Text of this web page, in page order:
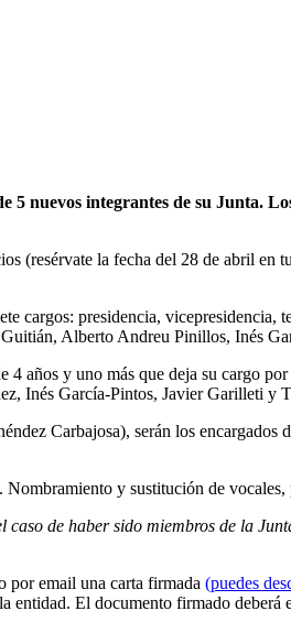
nuevos integrantes de su Junta.
(resérvate la fecha del 28 de abril
cargos: presidencia, vicepresidencia,
Alberto Andreu Pinillos, Inés
años y uno más que deja su cargo
Inés García-Pintos, Javier Garilleti y
Carbajosa), serán los encargados
y sustitución de vocales,
de haber sido miembros de la
por email una carta firmada (puedes
El documento firmado